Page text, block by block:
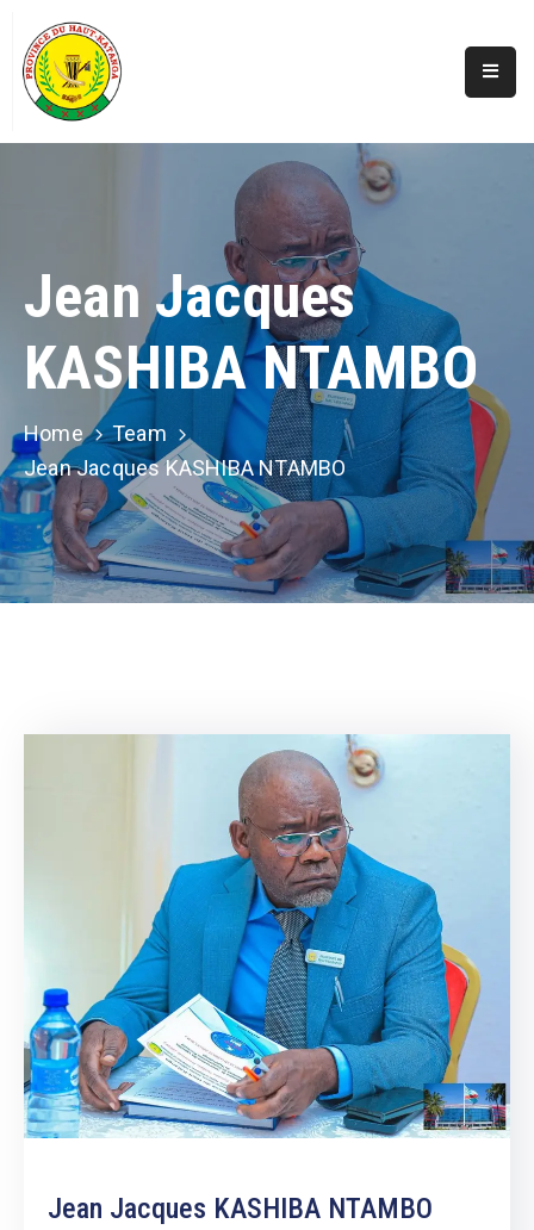
Accueil
Secteurs
Infos
Covid
Perspectives
Galerie
Contacts
Jean Jacques
KASHIBA NTAMBO
Home
Team
Jean Jacques KASHIBA NTAMBO
Jean Jacques KASHIBA NTAMBO